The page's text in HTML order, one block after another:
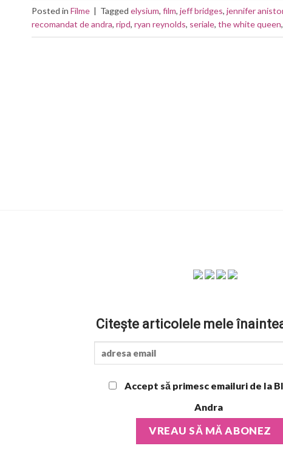
Posted in Filme | Tagged elysium, film, jeff bridges, jennifer
recomandat de andra, ripd, ryan reynolds, seriale, the white queen,
Citește articolele mele
Accept să primesc emailuri de la
Andra